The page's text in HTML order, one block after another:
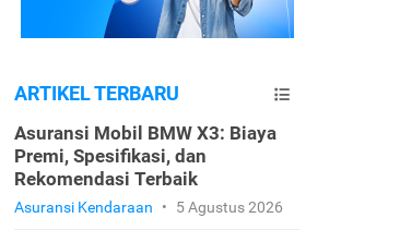
ARTIKEL TERBARU
Asuransi Mobil BMW X3: Biaya
Premi, Spesifikasi, dan
Rekomendasi Terbaik
Asuransi Kendaraan • 5 Agustus 2026